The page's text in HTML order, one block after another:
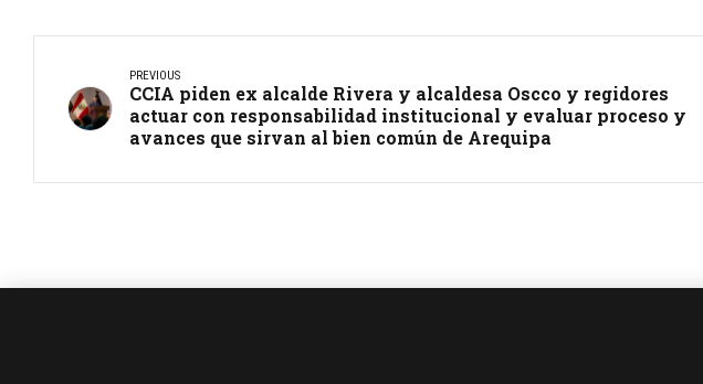
PREVIOUS
CCIA piden ex alcalde Rivera y alcaldesa Oscco y regidores
actuar con responsabilidad institucional y evaluar proceso y
avances que sirvan al bien común de Arequipa